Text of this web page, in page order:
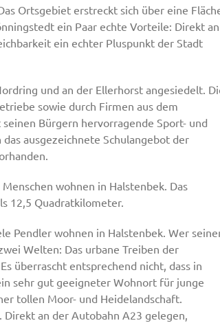
Ortsgebiet erstreckt sich über eine
ein Paar echte Vorteile: Direkt an
ein echter Pluspunkt der Stadt
und an der Ellerhorst angesiedelt.
sowie durch Firmen aus dem
Bürgern hervorragende Sport- und
ausgezeichnete Schulangebot der
wohnen in Halstenbek. Das
12,5 Quadratkilometer.
Pendler wohnen in Halstenbek. Wer
Welten: Das urbane Treiben der
überrascht entsprechend nicht, dass in
sehr gut geeigneter Wohnort für junge
tollen Moor- und Heidelandschaft.
an der Autobahn A23 gelegen,